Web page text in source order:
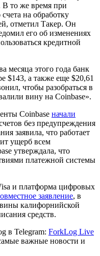
то же время при
на обработку
отметил Такер. Он
его об изменениях
кредитной
месяца этого года банк
$143, а также еще $20,61
чтобы разобраться в
вину на Coinbase».
Coinbase начали
без предупреждения
заявила, что работает
ущерб всем
утверждала, что
платежной системы
и платформа цифровых
заявление, в
калифорнийской
средств.
в Telegram: ForkLog Live
важные новости и